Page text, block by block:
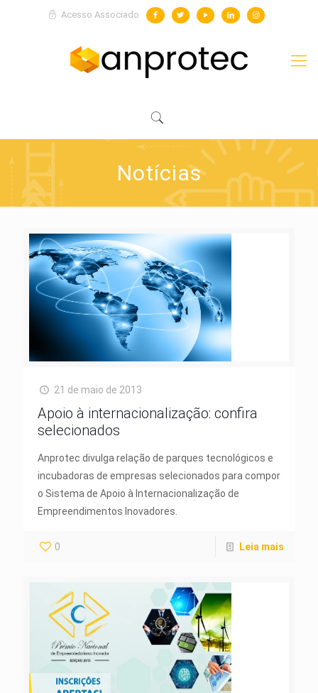
Acesso Associado
Notícias
21 de maio de 2013
Apoio à internacionalização: confira
selecionados
Anprotec divulga relação de parques tecnológicos e
incubadoras de empresas selecionados para compor
o Sistema de Apoio à Internacionalização de
Empreendimentos Inovadores.
0 Leia mais